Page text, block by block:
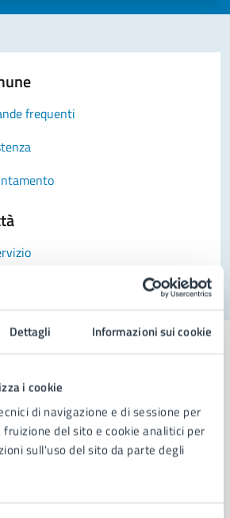
Dettagli Informazioni sui cookie
i cookie
di navigazione e di sessione per
del sito e cookie analitici per
sull'uso del sito da parte degli
frequenti
Napoli